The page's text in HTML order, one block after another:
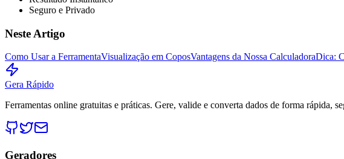
Seguro e Privado
Neste Artigo
Como Usar a FerramentaVisualização em CoposVantagens da Nossa CalculadoraDica:
Gera Rápido
Ferramentas online gratuitas e práticas. Gere, valide e converta dados de forma rápida,
Geradores